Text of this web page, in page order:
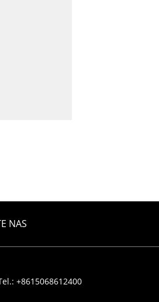
NAS
+8615068612400